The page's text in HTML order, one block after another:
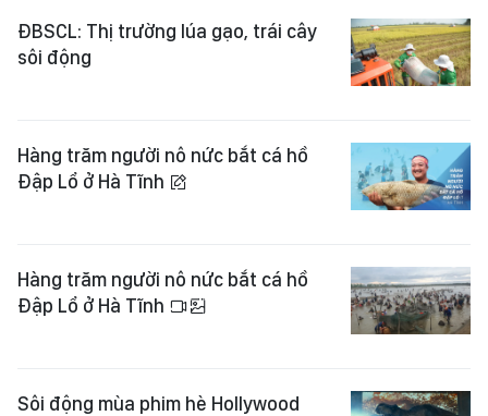
ĐBSCL: Thị trường lúa gạo, trái cây
sôi động
Hàng trăm người nô nức bắt cá hồ
Đập Lổ ở Hà Tĩnh
Hàng trăm người nô nức bắt cá hồ
Đập Lổ ở Hà Tĩnh
Sôi động mùa phim hè Hollywood